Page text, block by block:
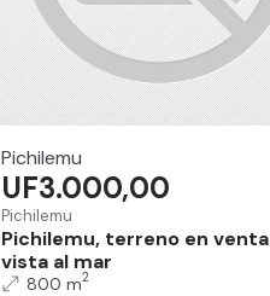
Pichilemu
Pichilemu
Pichilemu, terreno en venta
vista al mar
UF3.000,00
800 m2